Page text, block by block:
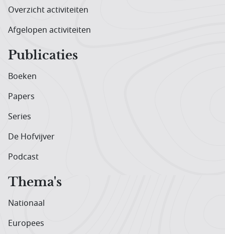
Overzicht activiteiten
Afgelopen activiteiten
Publicaties
Boeken
Papers
Series
De Hofvijver
Podcast
Thema's
Nationaal
Europees